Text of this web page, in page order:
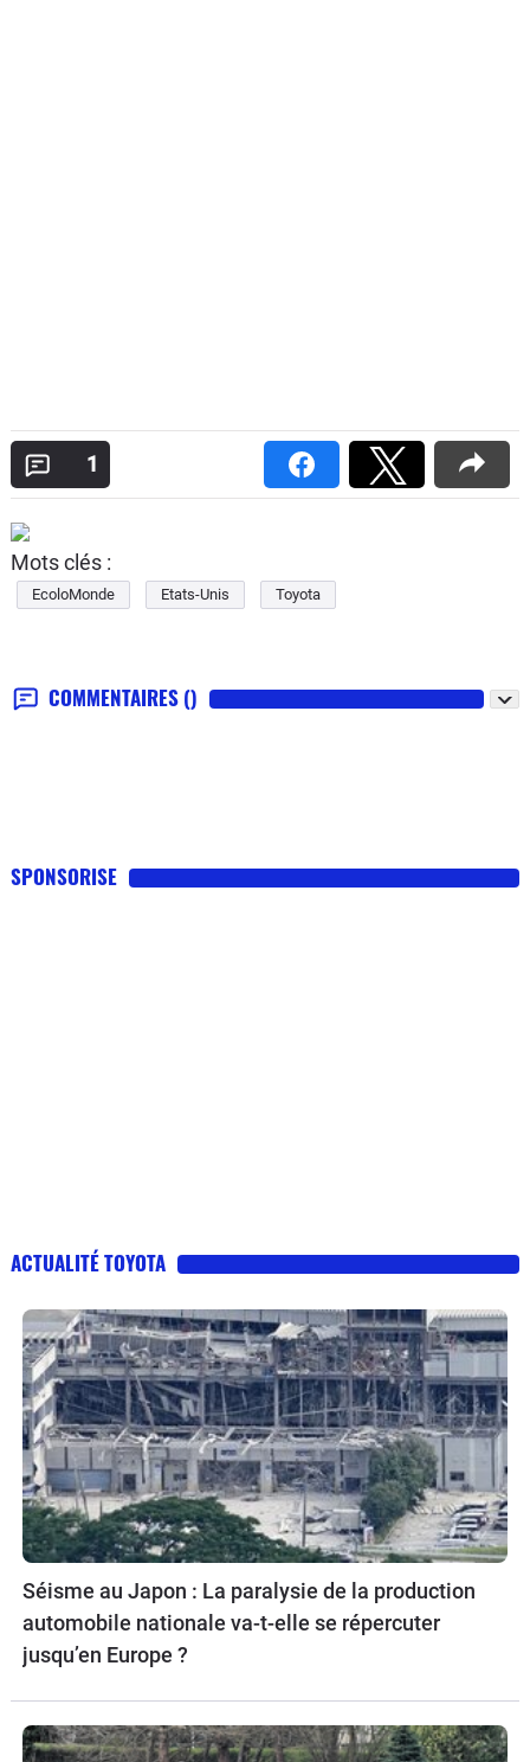
1
Mots clés :
EcoloMonde Etats-Unis Toyota
COMMENTAIRES ()
SPONSORISE
ACTUALITÉ TOYOTA
Séisme au Japon : La paralysie de la production
automobile nationale va-t-elle se répercuter
jusqu’en Europe ?